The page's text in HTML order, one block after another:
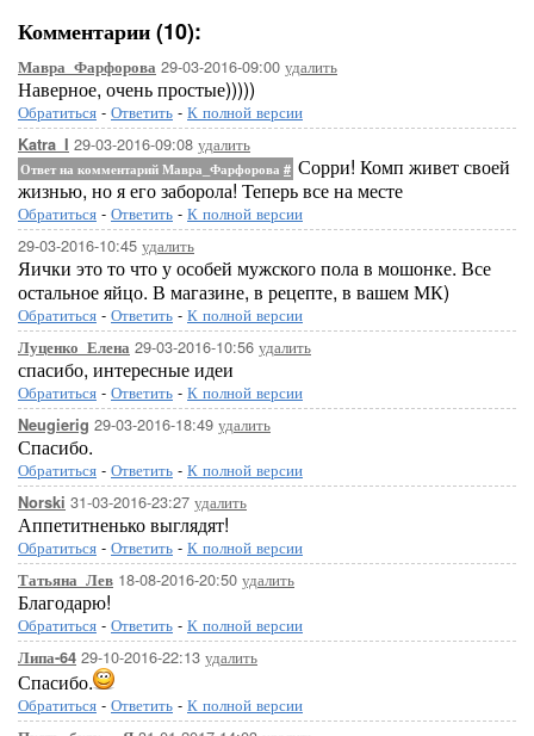
Комментарии (10):
Мавра_Фарфорова 29-03-2016-09:00 удалить
Наверное, очень простые)))))
Обратиться - Ответить - К полной версии
Katra_I 29-03-2016-09:08 удалить
Ответ на комментарий Мавра_Фарфорова # Сорри! Комп живет своей
жизнью, но я его заборола! Теперь все на месте
Обратиться - Ответить - К полной версии
29-03-2016-10:45 удалить
Яички это то что у особей мужского пола в мошонке. Все
остальное яйцо. В магазине, в рецепте, в вашем МК)
Обратиться - Ответить - К полной версии
Луценко_Елена 29-03-2016-10:56 удалить
спасибо, интересные идеи
Обратиться - Ответить - К полной версии
Neugierig 29-03-2016-18:49 удалить
Спасибо.
Обратиться - Ответить - К полной версии
Norski 31-03-2016-23:27 удалить
Аппетитненько выглядят!
Обратиться - Ответить - К полной версии
Татьяна_Лев 18-08-2016-20:50 удалить
Благодарю!
Обратиться - Ответить - К полной версии
Липа-64 29-10-2016-22:13 удалить
Спасибо.
Обратиться - Ответить - К полной версии